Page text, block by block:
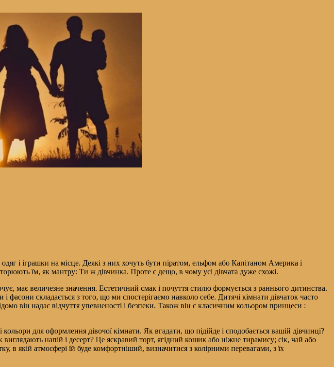
і іграшки на місце. Деякі з них хочуть бути піратом, ельфом або Капітаном Америка і
їм, як мантру: Ти ж дівчинка. Проте є дещо, в чому усі дівчата дуже схожі.
має величезне значення. Естетичний смак і почуття стилю формується з раннього дитинства.
складається з того, що ми спостерігаємо навколо себе. Дитячі кімнати дівчаток часто
він надає відчуття упевненості і безпеки. Також він є класичним кольором принцеси :
для оформлення дівочої кімнати. Як вгадати, що підійде і сподобається вашій дівчинці?
напій і десерт? Це яскравий торт, ягідний кошик або ніжне тирамису; сік, чай або
в якій атмосфері їй буде комфортніший, визначитися з колірними перевагами, з їх